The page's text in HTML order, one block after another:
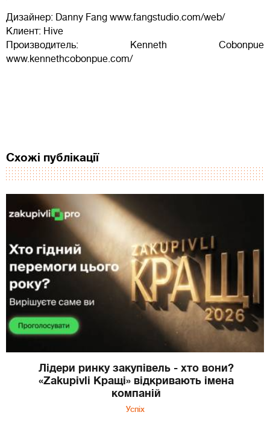
Дизайнер: Danny Fang www.fangstudio.com/web/
Клиент: Hive
Производитель: Kenneth Cobonpue
www.kennethcobonpue.com/
Схожі публікації
Лідери ринку закупівель - хто вони?
«Zakupivli Кращі» відкривають імена
компаній
Успіх